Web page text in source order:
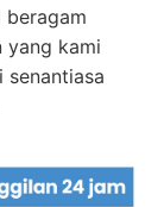
beragam
yang kami
senantiasa